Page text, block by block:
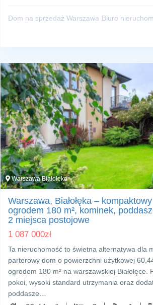
Dom na sprzedaż Warszawa Biuro
Warszawa Białołęka
Warszawa, Białołęka –
ogrodem 180 m², kominek,
2 miejsca postojowe
1 087 000zł
Ta nieruchomość to świetna alternatywa dla
parterowy dom o powierzchni użytkowej
ogrodem 180 m² na warszawskiej Białołęce.
pokoi, wysoki standard utrzymania oraz
poddasze…